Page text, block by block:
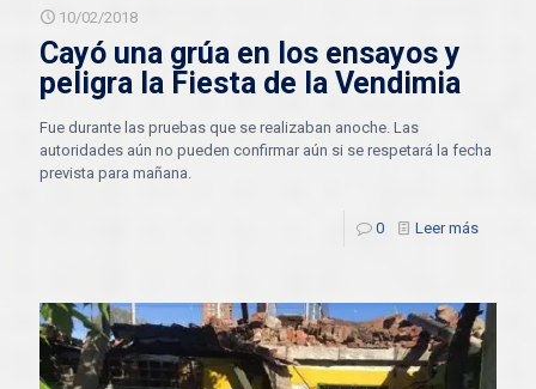
10/02/2018
Cayó una grúa en los ensayos y
peligra la Fiesta de la Vendimia
Fue durante las pruebas que se realizaban anoche. Las
autoridades aún no pueden confirmar aún si se respetará la fecha
prevista para mañana.
0 Leer más